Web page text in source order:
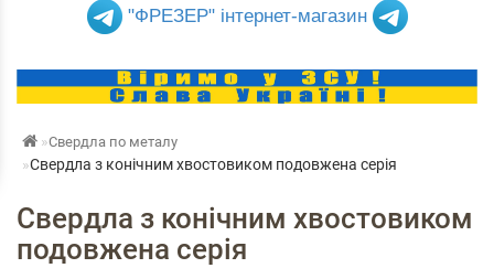
"ФРЕЗЕР" інтернет-магазин
Свердла по металу
Свердла з конічним хвостовиком подовжена серія
Свердла з конічним хвостовиком
подовжена серія